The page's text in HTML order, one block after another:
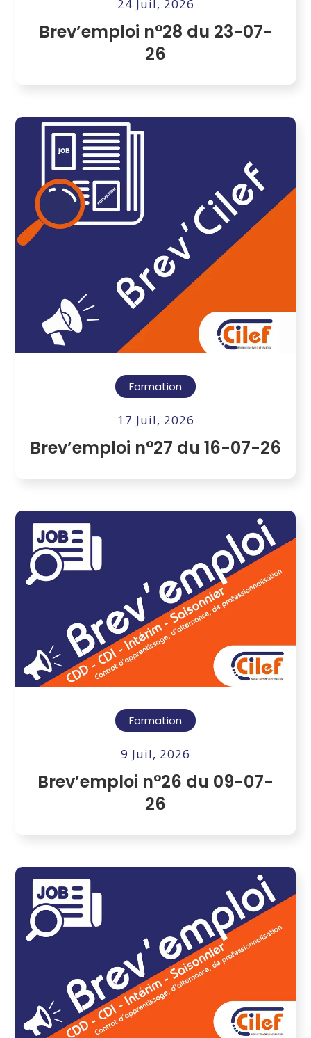
24 Juil, 2026
Brev’emploi n°28 du 23-07-
26
Formation
17 Juil, 2026
Brev’emploi n°27 du 16-07-26
Formation
9 Juil, 2026
Brev’emploi n°26 du 09-07-
26